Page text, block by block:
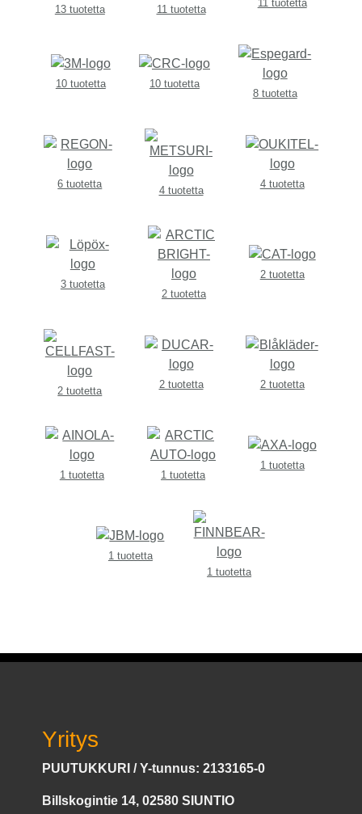
13 tuotetta 11 tuotetta
11 tuotetta
10 tuotetta
10 tuotetta
8 tuotetta
6 tuotetta
4 tuotetta
4 tuotetta
3 tuotetta
2 tuotetta
2 tuotetta
2 tuotetta
2 tuotetta 2 tuotetta
1 tuotetta 1 tuotetta
1 tuotetta
1 tuotetta
1 tuotetta
Yritys
PUUTUKKURI / Y-tunnus: 2133165-0
Billskogintie 14, 02580 SIUNTIO